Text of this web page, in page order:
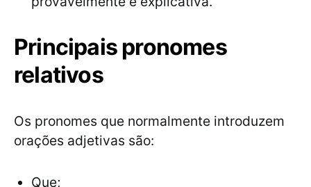
Principais pronomes
relativos
Os pronomes que normalmente introduzem
orações adjetivas são:
Que;